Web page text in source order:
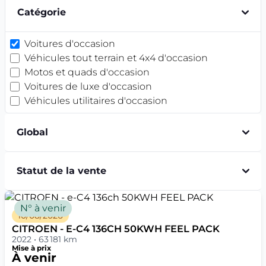
confondre ces modèles.
Quelle génération de C4 choisir ?
Chaque génération a ses points forts. Voici un repère
rapide pour vous orienter :
GénérationPériode Ce qu'il faut savoir
C4 I
2004 –
2010
Première génération, disponible
en berline ou coupé, mécanique
C4 II
C4
(nouvelle
2020
Silhouette coupé-SUV inédite,
version électrique ë-C4
Comment savoir quelle génération de C4 est
indiquée sur ma carte grise ?
Le champD.2de la carte grise indique la
dénomination commerciale du véhicule (souvent
"C4" suivi d'une variante). Pour identifier précisément
Catégorie
Voitures d'occasion
Véhicules tout terrain et 4x4 d'occasion
Motos et quads d'occasion
Voitures de luxe d'occasion
Véhicules utilitaires d'occasion
Global
Statut de la vente
N° à venir
10/08/2026
CITROEN - E-C4 136CH 50KWH FEEL PACK
2022 • 63 181 km
Mise à prix
À venir